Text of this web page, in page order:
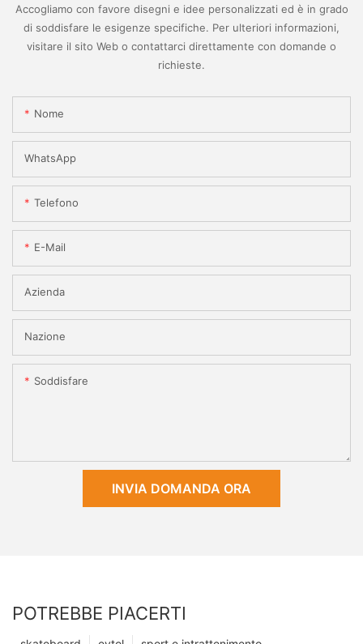
Accogliamo con favore disegni e idee personalizzati ed è in grado
di soddisfare le esigenze specifiche. Per ulteriori informazioni,
visitare il sito Web o contattarci direttamente con domande o
richieste.
Nome
WhatsApp
Telefono
E-Mail
Azienda
Nazione
Soddisfare
INVIA DOMANDA ORA
POTREBBE PIACERTI